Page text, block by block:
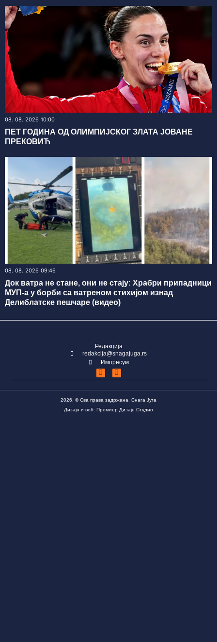
08. 08. 2026 10:00
ПЕТ ГОДИНА ОД ОЛИМПИЈСКОГ ЗЛАТА ЈОВАНЕ
ПРЕКОВИЋ
08. 08. 2026 09:46
Док ватра не стане, они не стају: Храбри припадници
МУП-а у борби са ватреном стихијом изнад
Делиблатске пешчаре (видео)
Редакција
redakcija@snagajuga.rs
Импресум
2026. © Сва права задржана. Снага Југа
Дизајн и веб: Премиер Дизајн Студио